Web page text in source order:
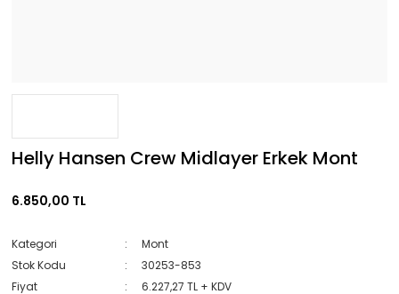
Helly Hansen Crew Midlayer Erkek Mont
6.850,00 TL
Kategori
Mont
Stok Kodu
30253-853
Fiyat
6.227,27 TL + KDV